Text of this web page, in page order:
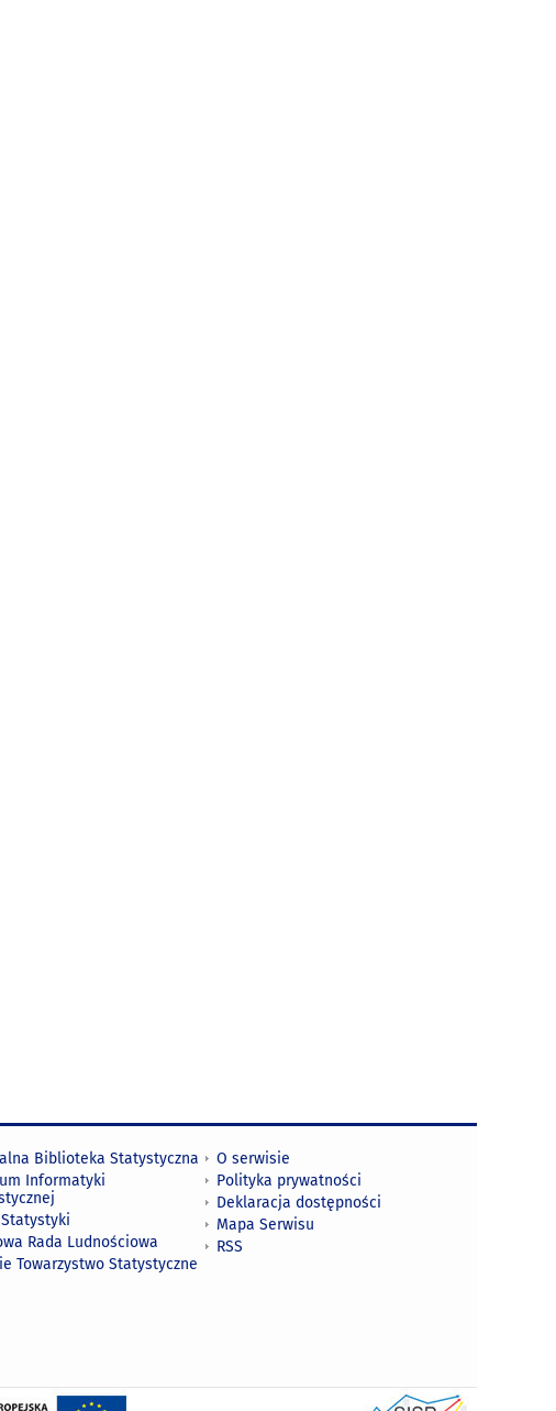
Biblioteka Statystyczna
Informatyki
Rada Ludnościowa
Towarzystwo Statystyczne
O serwisie
Polityka prywatności
Deklaracja dostępności
Mapa Serwisu
RSS